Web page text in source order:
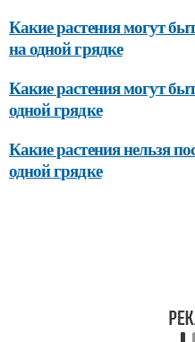
Какие растения могут
на одной грядке
Какие растения могут
одной грядке
Какие растения нельзя
одной грядке